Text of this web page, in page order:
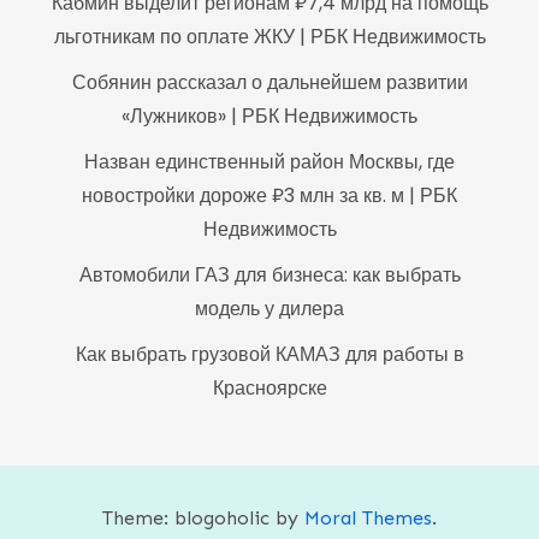
льготникам по оплате ЖКУ | РБК Недвижимость
Собянин рассказал о дальнейшем развитии
«Лужников» | РБК Недвижимость
Назван единственный район Москвы, где
новостройки дороже ₽3 млн за кв. м | РБК
Недвижимость
Автомобили ГАЗ для бизнеса: как выбрать
модель у дилера
Как выбрать грузовой КАМАЗ для работы в
Красноярске
Theme: blogoholic by Moral Themes.